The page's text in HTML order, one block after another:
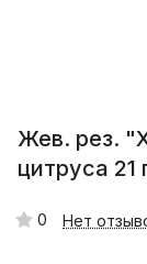
Жев. рез.
цитруса 21
0 Нет